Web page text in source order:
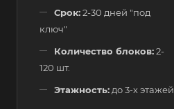
Срок:2-30 дней "под
ключ"
Количество блоков:2-
120 шт.
Этажность: до 3-х этажей